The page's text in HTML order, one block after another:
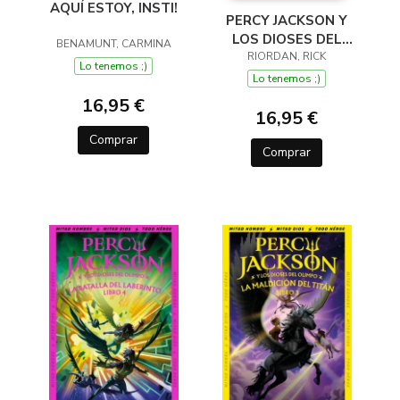
AQUÍ ESTOY, INSTI!
BENAMUNT, CARMINA
Lo tenemos ;)
16,95 €
Comprar
PERCY JACKSON Y
LOS DIOSES DEL
OLIMPO 2 EL MAR
DE LOS
RIORDAN, RICK
Lo tenemos ;)
16,95 €
Comprar